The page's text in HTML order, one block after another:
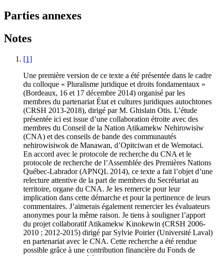
Parties annexes
Notes
[1]
Une première version de ce texte a été présentée dans le cadre
du colloque « Pluralisme juridique et droits fondamentaux »
(Bordeaux, 16 et 17 décembre 2014) organisé par les
membres du partenariat État et cultures juridiques autochtones
(CRSH 2013-2018), dirigé par M. Ghislain Otis. L’étude
présentée ici est issue d’une collaboration étroite avec des
membres du Conseil de la Nation Atikamekw Nehirowisiw
(CNA) et des conseils de bande des communautés
nehirowisiwok de Manawan, d’Opitciwan et de Wemotaci.
En accord avec le protocole de recherche du CNA et le
protocole de recherche de l’Assemblée des Premières Nations
Québec-Labrador (APNQL 2014), ce texte a fait l’objet d’une
relecture attentive de la part de membres du Secrétariat au
territoire, organe du CNA. Je les remercie pour leur
implication dans cette démarche et pour la pertinence de leurs
commentaires. J’aimerais également remercier les évaluateurs
anonymes pour la même raison. Je tiens à souligner l’apport
du projet collaboratif Atikamekw Kinokewin (CRSH 2006-
2010 ; 2012-2015) dirigé par Sylvie Poirier (Université Laval)
en partenariat avec le CNA. Cette recherche a été rendue
possible grâce à une contribution financière du Fonds de